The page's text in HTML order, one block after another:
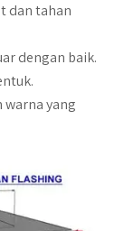
dan tahan
dengan baik.
yang